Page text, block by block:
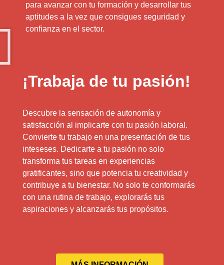
para avanzar con tu formación y desarrollar tus
aptitudes a la vez que consigues seguridad y
confianza en el sector.
¡Trabaja de tu pasión!
Descubre la sensación de autonomía y
satisfacción al implicarte con tu pasión laboral.
Convierte tu trabajo en una presentación de tus
inteseses. Dedicarte a tu pasión no solo
transforma tus tareas en experiencias
gratificantes, sino que potencia tu creatividad y
contribuye a tu bienestar. No solo te conformarás
con una rutina de trabajo, explorarás tus
aspiraciones y alcanzarás tus propósitos.